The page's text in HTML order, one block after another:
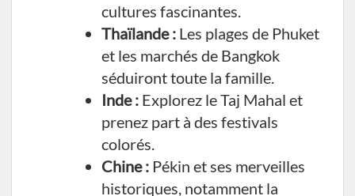
cultures fascinantes.
Thaïlande : Les plages de Phuket
et les marchés de Bangkok
séduiront toute la famille.
Inde : Explorez le Taj Mahal et
prenez part à des festivals
colorés.
Chine : Pékin et ses merveilles
historiques, notamment la